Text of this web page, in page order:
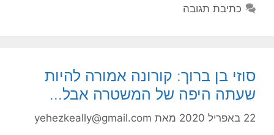
כתיבת תגובה
סוזי בן ברוך: קורונה אמורה להיות
שעתה היפה של המשטרה אבל…
22 באפריל 2020 מאת yehezkeally@gmail.com